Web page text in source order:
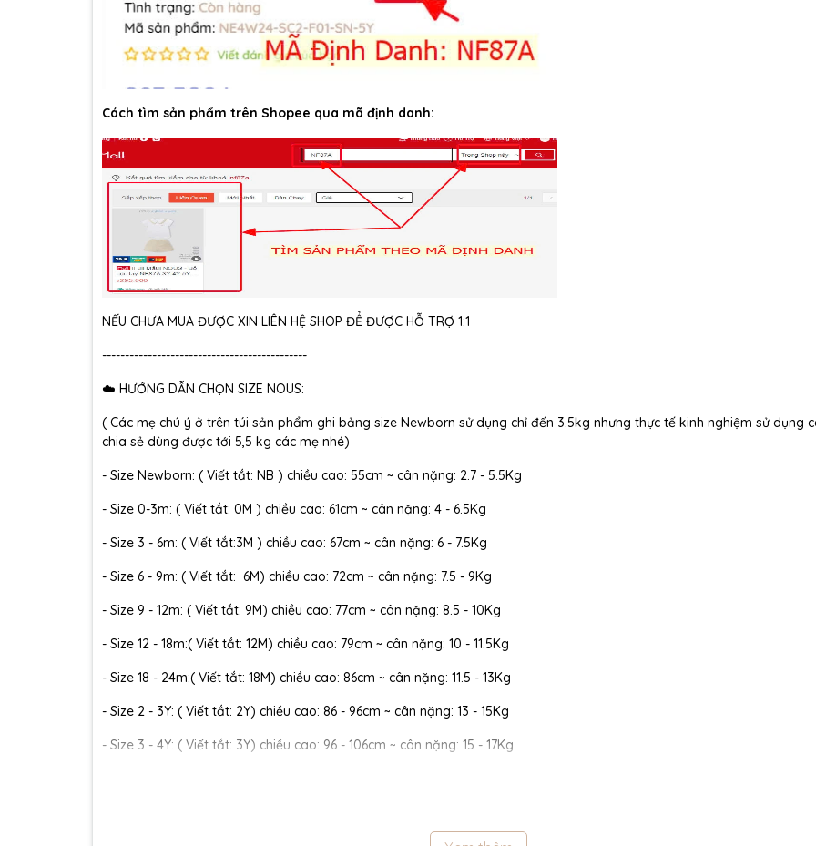
Cách tìm sản phẩm trên Shopee qua mã định danh:
NẾU CHƯA MUA ĐƯỢC XIN LIÊN HỆ SHOP ĐỂ ĐƯỢC HỖ TRỢ 1:1
---------------------------------------------
☁️ HƯỚNG DẪN CHỌN SIZE NOUS:
( Các mẹ chú ý ở trên túi sản phẩm ghi bảng size Newborn sử dụng chỉ đến 3.5kg nhưng thực tế kinh nghiệm sử dụng
chia sẻ dùng được tới 5,5 kg các mẹ nhé)
- Size Newborn: ( Viết tắt: NB ) chiều cao: 55cm ~ cân nặng: 2.7 - 5.5Kg
- Size 0-3m: ( Viết tắt: 0M ) chiều cao: 61cm ~ cân nặng: 4 - 6.5Kg
- Size 3 - 6m: ( Viết tắt:3M ) chiều cao: 67cm ~ cân nặng: 6 - 7.5Kg
- Size 6 - 9m: ( Viết tắt: 6M) chiều cao: 72cm ~ cân nặng: 7.5 - 9Kg
- Size 9 - 12m: ( Viết tắt: 9M) chiều cao: 77cm ~ cân nặng: 8.5 - 10Kg
- Size 12 - 18m:( Viết tắt: 12M) chiều cao: 79cm ~ cân nặng: 10 - 11.5Kg
- Size 18 - 24m:( Viết tắt: 18M) chiều cao: 86cm ~ cân nặng: 11.5 - 13Kg
- Size 2 - 3Y: ( Viết tắt: 2Y) chiều cao: 86 - 96cm ~ cân nặng: 13 - 15Kg
- Size 3 - 4Y: ( Viết tắt: 3Y) chiều cao: 96 - 106cm ~ cân nặng: 15 - 17Kg